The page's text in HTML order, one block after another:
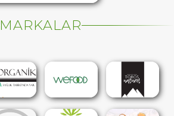
MARKALAR